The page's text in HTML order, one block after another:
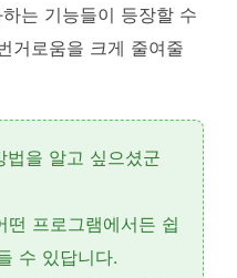
는 기능들이 등장할 수
거로움을 크게 줄여줄
법을 알고 싶으셨군
떤 프로그램에서든 쉽
수 있답니다.